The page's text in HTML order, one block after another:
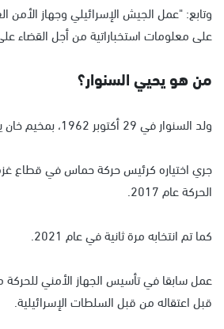
وتابع: "عمل الجيش الإسرائيلي وجهاز الأمن
على معلومات استخباراتية من أجل القضاء
من هو يحيي السنوار؟
ولد السنوار في 29 أكتوبر 1962، بمخيم خان يونس للاجئين.
جري اختياره كرئيس حركة حماس في قطاع
الحركة عام 2017.
كما تم انتخابه مرة ثانية في عام 2021.
عمل سابقا في تأسيس الجهاز الأمني للحركة
قبل اعتقاله من قبل السلطات الإسرائيلية.